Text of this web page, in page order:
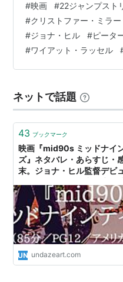
ホートン ふしぎな世
出演
エバン・オールマイテ
トラブル・カレッジ／
未＞ 出演
素敵な人生のはじめ方
もしも昨日が選べたら
40歳の童貞男（2005
（2004
アカデミー賞
候補
ウルフ・オブ・ウォー
すじ。（参照 Filmarks）
死亡する事件が発生。高
官コンビは、今度は大学
捜査どころか、ジェンコ
躍し、シュミットは女子
#映画 #22ジャンプスト
#クリストファー・ミラー
#ジョナ・ヒル #ピータ
#ワイアット・ラッセル
ネットで話題
43 ブックマーク
映画『mid90s ミッドナイ
ズ』ネタバレ・あらすじ・
末。ジョナ・ヒル監督デビ
を描く青春映画。
undazeart.com